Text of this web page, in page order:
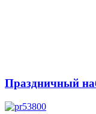
Праздничный